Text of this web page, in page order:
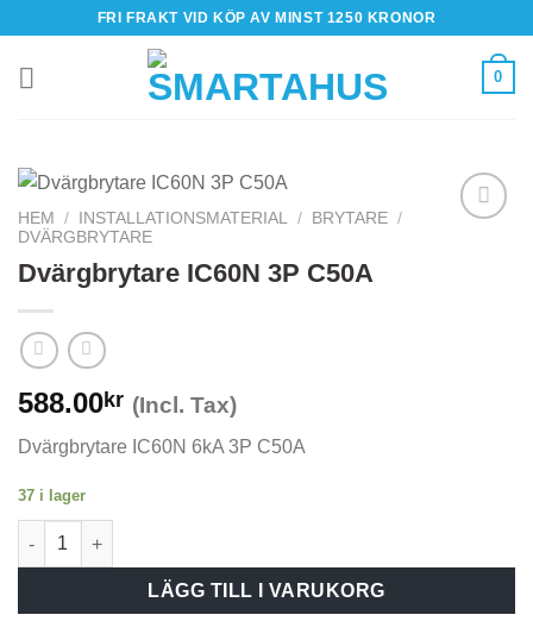
content
FRI FRAKT VID KÖP AV MINST 1250 KRONOR
0
HEM / INSTALLATIONSMATERIAL / BRYTARE /
DVÄRGBRYTARE
Dvärgbrytare IC60N 3P C50A
588.00kr (Incl. Tax)
Dvärgbrytare IC60N 6kA 3P C50A
37 i lager
Dvärgbrytare IC60N 3P C50A mängd
LÄGG TILL I VARUKORG